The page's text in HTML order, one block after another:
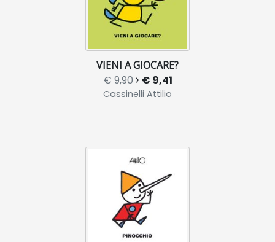
VIENI A GIOCARE?
€ 9,90 € 9,41
Cassinelli Attilio